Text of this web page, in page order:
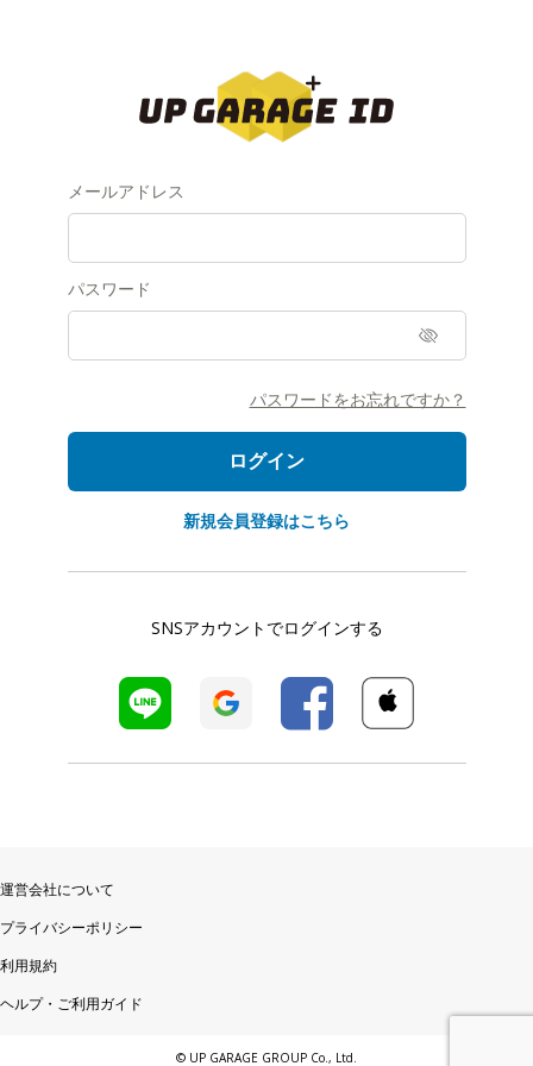
メールアドレス
パスワード
パスワードをお忘れですか？
新規会員登録はこちら
SNSアカウントでログインする
運営会社について
プライバシーポリシー
利用規約
ヘルプ・ご利用ガイド
© UP GARAGE GROUP Co., Ltd.